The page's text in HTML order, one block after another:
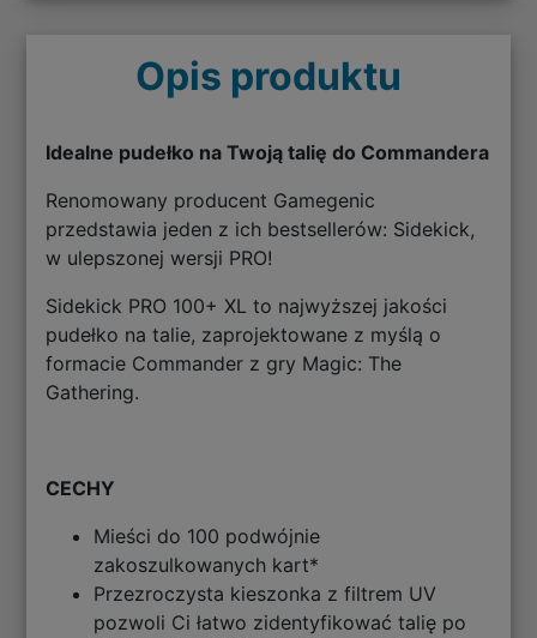
Opis produktu
Idealne pudełko na Twoją talię do Commandera
Renomowany producent Gamegenic
przedstawia jeden z ich bestsellerów: Sidekick,
w ulepszonej wersji PRO!
Sidekick PRO 100+ XL to najwyższej jakości
pudełko na talie, zaprojektowane z myślą o
formacie Commander z gry Magic: The
Gathering.
CECHY
Mieści do 100 podwójnie
zakoszulkowanych kart*
Przezroczysta kieszonka z filtrem UV
pozwoli Ci łatwo zidentyfikować talię po